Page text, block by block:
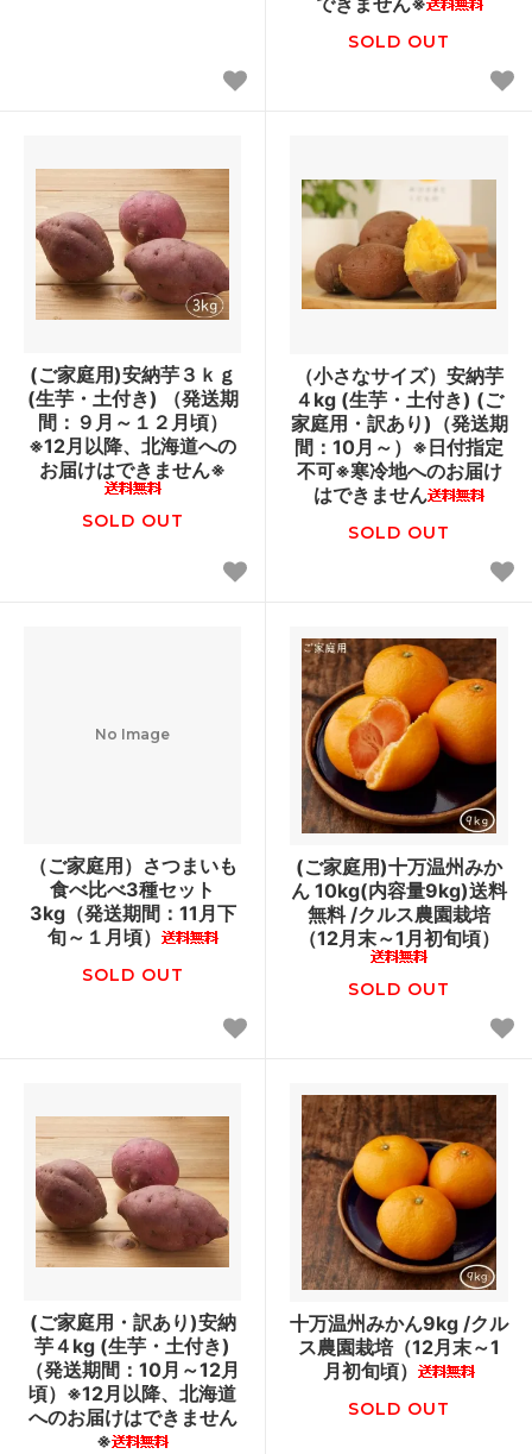
SOLD OUT
(ご家庭用)安納芋３ｋｇ
(生芋・土付き) （発送期
間：９月～１２月頃）
※12月以降、北海道への
お届けはできません※
SOLD OUT
（小さなサイズ）安納芋
４kg (生芋・土付き) (ご
家庭用・訳あり)（発送期
間：10月～）※日付指定
不可※寒冷地へのお届け
はできません
SOLD OUT
No Image
（ご家庭用）さつまいも
食べ比べ3種セット
3kg（発送期間：11月下
旬～１月頃）
SOLD OUT
(ご家庭用)十万温州みか
ん 10kg(内容量9kg)送料
無料 /クルス農園栽培
（12月末～1月初旬頃）
SOLD OUT
(ご家庭用・訳あり)安納
芋４kg (生芋・土付き)
（発送期間：10月～12月
頃）※12月以降、北海道
へのお届けはできません
※
十万温州みかん9kg /クル
ス農園栽培（12月末～1
月初旬頃）
SOLD OUT